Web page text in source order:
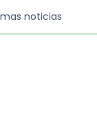
noticias